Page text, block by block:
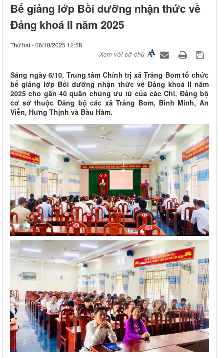
Bế giảng lớp Bồi dưỡng nhận thức về
Đảng khoá II năm 2025
Thứ hai - 06/10/2025 12:58
Xem với cỡ chữ
Sáng ngày 6/10, Trung tâm Chính trị xã Trảng Bom tổ chức
bế giảng lớp Bồi dưỡng nhận thức về Đảng khoá II năm
2025 cho gần 40 quần chúng ưu tú của các Chi, Đảng bộ
cơ sở thuộc Đảng bộ các xã Trảng Bom, Bình Minh, An
Viễn, Hưng Thịnh và Bàu Hàm.